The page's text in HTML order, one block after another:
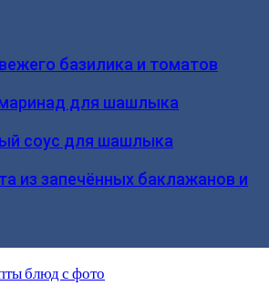
базилика и томатов
для шашлыка
соус для шашлыка
из запечённых баклажанов и